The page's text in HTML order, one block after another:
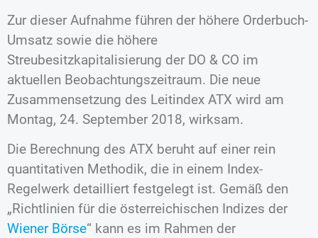
Zur dieser Aufnahme führen der höhere Orderbuch-
Umsatz sowie die höhere
Streubesitzkapitalisierung der DO & CO im
aktuellen Beobachtungszeitraum. Die neue
Zusammensetzung des Leitindex ATX wird am
Montag, 24. September 2018, wirksam.
Die Berechnung des ATX beruht auf einer rein
quantitativen Methodik, die in einem Index-
Regelwerk detailliert festgelegt ist. Gemäß den
„Richtlinien für die österreichischen Indizes der
Wiener Börse“ kann es im Rahmen der